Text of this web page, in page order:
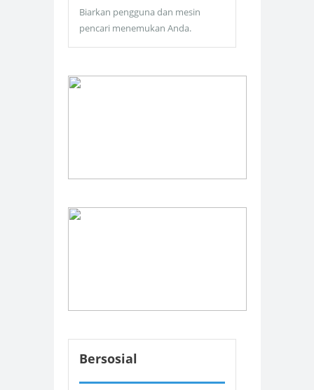
Biarkan pengguna dan mesin
pencari menemukan Anda.
Bersosial